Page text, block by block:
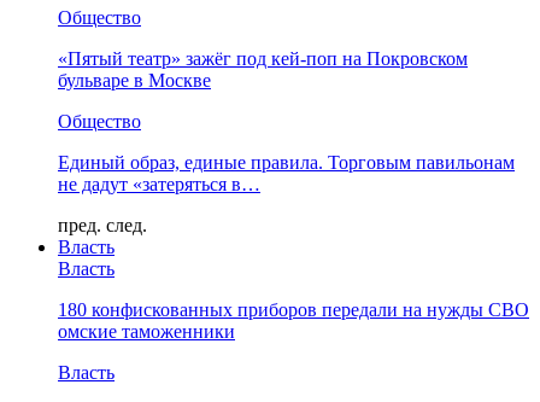
Общество
«Пятый театр» зажёг под кей-поп на Покровском
бульваре в Москве
Общество
Единый образ, единые правила. Торговым павильонам
не дадут «затеряться в…
пред. след.
Власть
Власть
180 конфискованных приборов передали на нужды СВО
омские таможенники
Власть